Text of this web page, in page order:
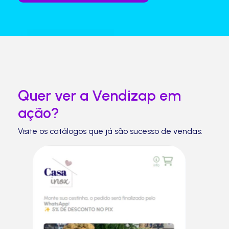
Quer ver a Vendizap em
ação?
Visite os catálogos que já são sucesso de vendas: